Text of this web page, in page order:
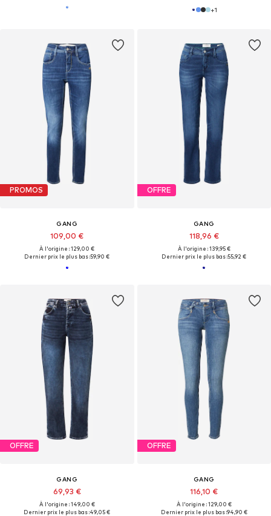
+1
PROMOS
GANG
109,00 €
À l'origine : 129,00 €
Dernier prix le plus bas :59,90 €
OFFRE
GANG
118,96 €
À l'origine : 139,95 €
Dernier prix le plus bas :55,92 €
OFFRE
GANG
69,93 €
À l'origine : 149,00 €
Dernier prix le plus bas :49,05 €
OFFRE
GANG
116,10 €
À l'origine : 129,00 €
Dernier prix le plus bas :94,90 €